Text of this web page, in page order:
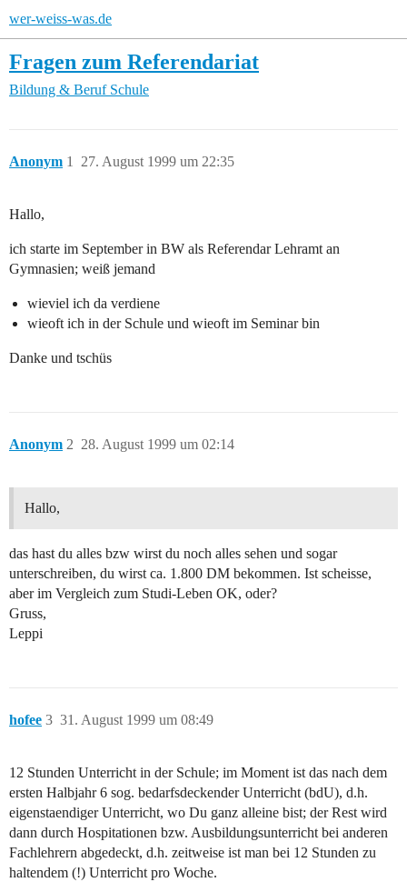
wer-weiss-was.de
Fragen zum Referendariat
Bildung & Beruf Schule
Anonym 27. August 1999 um 22:35
1
Hallo,
ich starte im September in BW als Referendar Lehramt an
Gymnasien; weiß jemand
wieviel ich da verdiene
wieoft ich in der Schule und wieoft im Seminar bin
Danke und tschüs
Anonym 28. August 1999 um 02:14
2
Hallo,
das hast du alles bzw wirst du noch alles sehen und sogar
unterschreiben, du wirst ca. 1.800 DM bekommen. Ist scheisse,
aber im Vergleich zum Studi-Leben OK, oder?
Gruss,
Leppi
hofee 31. August 1999 um 08:49
3
12 Stunden Unterricht in der Schule; im Moment ist das nach dem
ersten Halbjahr 6 sog. bedarfsdeckender Unterricht (bdU), d.h.
eigenstaendiger Unterricht, wo Du ganz alleine bist; der Rest wird
dann durch Hospitationen bzw. Ausbildungsunterricht bei anderen
Fachlehrern abgedeckt, d.h. zeitweise ist man bei 12 Stunden zu
haltendem (!) Unterricht pro Woche.